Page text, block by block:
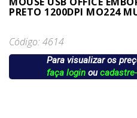
PRETO 1200DPI MO224
Código: 4614
Para visualizar os
faça loginou